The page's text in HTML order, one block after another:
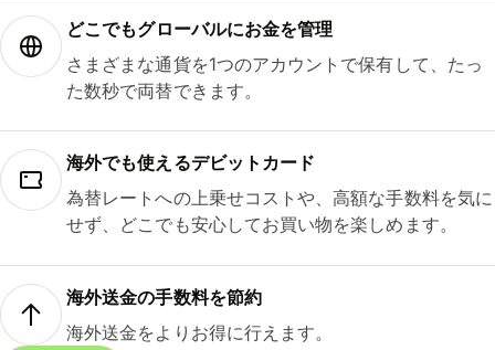
どこでもグ⁠ロ⁠ー⁠バ⁠ルにお金を管理
さまざまな通貨を1つのアカウントで保有して、たっ
た数秒で両替できます。
海外でも使えるデビットカード
為替レートへの上乗せコストや、高額な手数料を気に
せず、どこでも安心してお買い物を楽しめます。
海外送金の手数料を節約
海外送金をよりお得に行えます。